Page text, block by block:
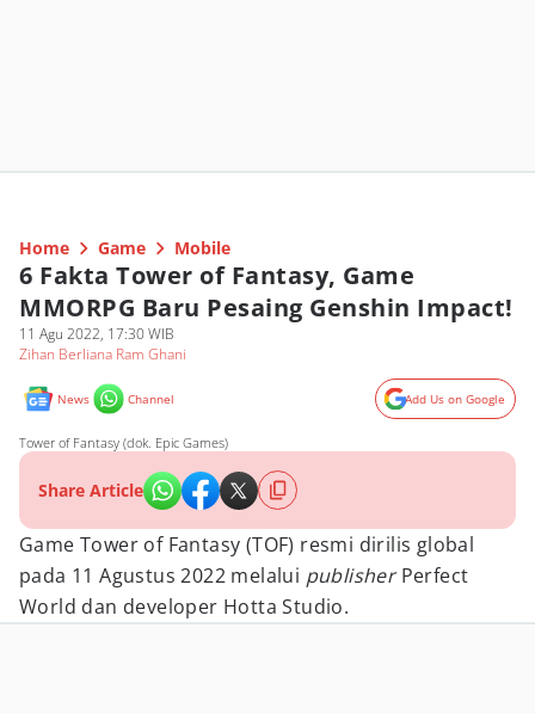
Home Game Mobile
6 Fakta Tower of Fantasy, Game
MMORPG Baru Pesaing Genshin Impact!
11 Agu 2022, 17:30 WIB
Zihan Berliana Ram Ghani
News Channel Add Us on Google
Tower of Fantasy (dok. Epic Games)
Share Article
Game Tower of Fantasy (TOF) resmi dirilis global
pada 11 Agustus 2022 melalui publisherPerfect
World dan developer Hotta Studio.